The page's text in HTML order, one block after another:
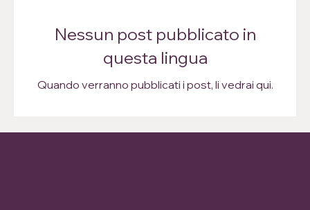
Nessun post pubblicato in
questa lingua
Quando verranno pubblicati i post, li vedrai qui.